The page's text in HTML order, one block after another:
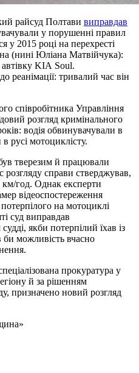
райсуд Полтави виправдав
у порушенні правил
у 2015 році на перехресті
(нині Юліана Матвійчука):
KIA Soul.
реанімації: тривалий час він
співробітника Управління
розгляд кримінального
водія обвинувачували в
русі мотоциклісту.
тверезим й працювали
розгляду справи стверджував,
год. Однак експерти
відеоспостереження
на мотоциклі
суд виправдав
якби потерпілий їхав із
можливість вчасно
прокуратура у
й за рішенням
призначено новий розгляд